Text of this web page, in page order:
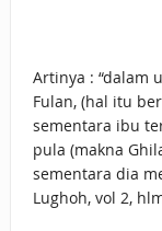
Artinya : “dalam
Fulan, (hal itu
sementara ibu
pula (makna
sementara dia
Lughoh, vol 2,